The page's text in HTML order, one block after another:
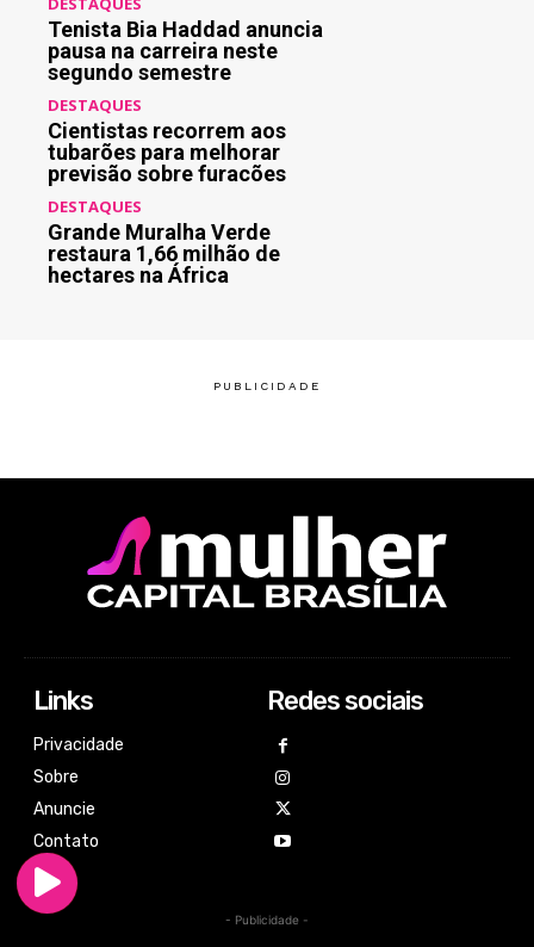
Tenista Bia Haddad anuncia
pausa na carreira neste
segundo semestre
DESTAQUES
Cientistas recorrem aos
tubarões para melhorar
previsão sobre furacões
DESTAQUES
Grande Muralha Verde
restaura 1,66 milhão de
hectares na África
Links
Privacidade
Sobre
Anuncie
Contato
Redes sociais
- Publicidade -